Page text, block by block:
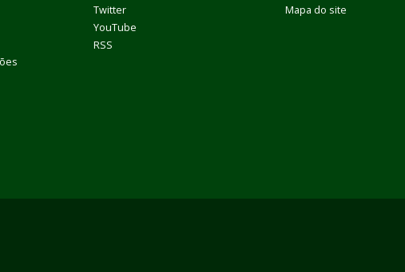
Twitter
YouTube
RSS
Mapa do site